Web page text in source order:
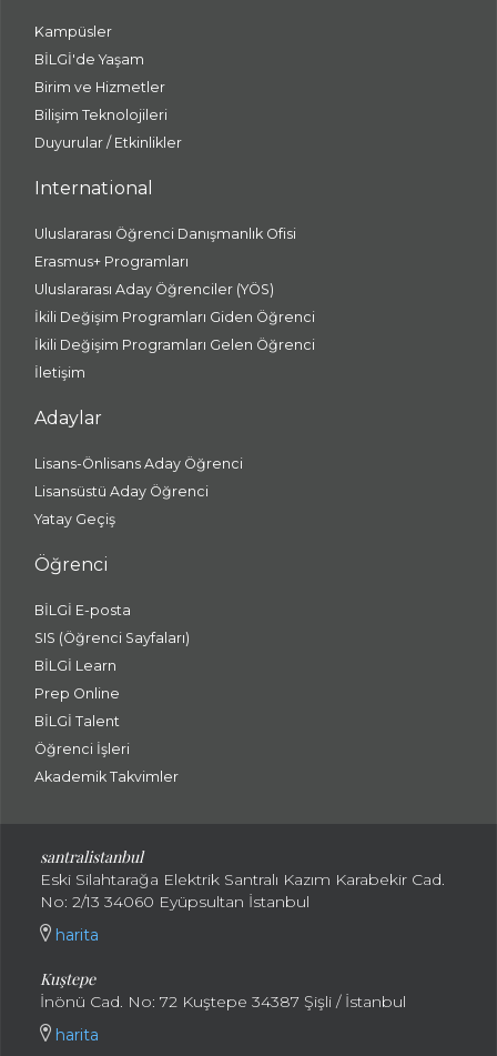
Kampüsler
BİLGİ'de Yaşam
Birim ve Hizmetler
Bilişim Teknolojileri
Duyurular / Etkinlikler
International
Uluslararası Öğrenci Danışmanlık Ofisi
Erasmus+ Programları
Uluslararası Aday Öğrenciler (YÖS)
İkili Değişim Programları Giden Öğrenci
İkili Değişim Programları Gelen Öğrenci
İletişim
Adaylar
Lisans-Önlisans Aday Öğrenci
Lisansüstü Aday Öğrenci
Yatay Geçiş
Öğrenci
BİLGİ E-posta
SIS (Öğrenci Sayfaları)
BİLGİ Learn
Prep Online
BİLGİ Talent
Öğrenci İşleri
Akademik Takvimler
santralistanbul
Eski Silahtarağa Elektrik Santralı Kazım Karabekir Cad.
No: 2/13 34060 Eyüpsultan İstanbul
harita
Kuştepe
İnönü Cad. No: 72 Kuştepe 34387 Şişli / İstanbul
harita